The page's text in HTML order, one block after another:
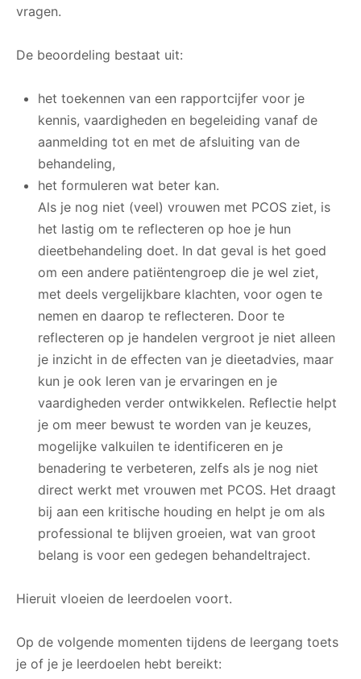
vragen.
De beoordeling bestaat uit:
het toekennen van een rapportcijfer voor je
kennis, vaardigheden en begeleiding vanaf de
aanmelding tot en met de afsluiting van de
behandeling,
het formuleren wat beter kan.
Als je nog niet (veel) vrouwen met PCOS ziet, is
het lastig om te reflecteren op hoe je hun
dieetbehandeling doet. In dat geval is het goed
om een andere patiëntengroep die je wel ziet,
met deels vergelijkbare klachten, voor ogen te
nemen en daarop te reflecteren. Door te
reflecteren op je handelen vergroot je niet alleen
je inzicht in de effecten van je dieetadvies, maar
kun je ook leren van je ervaringen en je
vaardigheden verder ontwikkelen. Reflectie helpt
je om meer bewust te worden van je keuzes,
mogelijke valkuilen te identificeren en je
benadering te verbeteren, zelfs als je nog niet
direct werkt met vrouwen met PCOS. Het draagt
bij aan een kritische houding en helpt je om als
professional te blijven groeien, wat van groot
belang is voor een gedegen behandeltraject.
Hieruit vloeien de leerdoelen voort.
Op de volgende momenten tijdens de leergang toets
je of je je leerdoelen hebt bereikt: